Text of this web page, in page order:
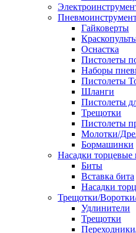
Гайковерты
Оснастка
Пистолеты
Наборы
Пистолеты
Шланги
Пистолеты
Трещотки
Пистолеты
Молотки/
Бормашинки
Насадки торцевые
Биты
Вставка бита
Насадки
Трещотки/
Удлинители
Трещотки